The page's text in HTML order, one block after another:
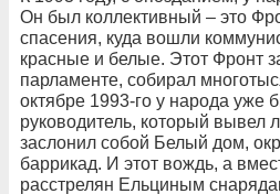
Он был коллективный – это
спасения, куда вошли
красные и белые. Этот Фронт
парламенте, собирал
октябре 1993-го у народа уже
руководитель, который вывел
заслонил собой Белый дом,
баррикад. И этот вождь, а
расстрелян Ельциным